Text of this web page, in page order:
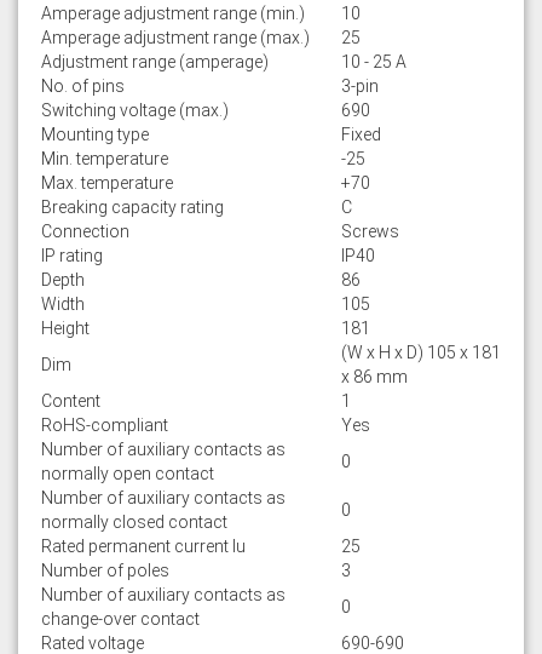
Amperage adjustment range (min.)
10
Amperage adjustment range (max.)
25
Adjustment range (amperage)
10 - 25 A
No. of pins
3-pin
Switching voltage (max.)
690
Mounting type
Fixed
Min. temperature
-25
Max. temperature
+70
Breaking capacity rating
C
Connection
Screws
IP rating
IP40
Depth
86
Width
105
Height
181
Dim
(W x H x D) 105 x 181
x 86 mm
Content
1
RoHS-compliant
Yes
Number of auxiliary contacts as
normally open contact
0
Number of auxiliary contacts as
normally closed contact
0
Rated permanent current Iu
25
Number of poles
3
Number of auxiliary contacts as
change-over contact
0
Rated voltage
690-690